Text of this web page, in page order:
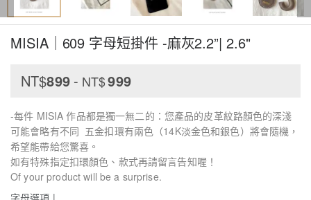
MISIA｜609 字母短掛件 -麻灰2.2”| 2.6"
NT$899 - NT$999
-每件 MISIA 作品都是獨一無二的：您產品的皮革紋路顏色的深淺
可能會略有不同 五金扣環有兩色（14K淡金色和銀色）將會隨機，
希望能帶給您驚喜。
如有特殊指定扣環顏色、款式再請留言告知喔！
Of your product will be a surprise.
字母選項 |